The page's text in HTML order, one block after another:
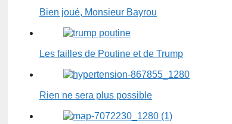
Bien joué, Monsieur Bayrou
Les failles de Poutine et de Trump
Rien ne sera plus possible